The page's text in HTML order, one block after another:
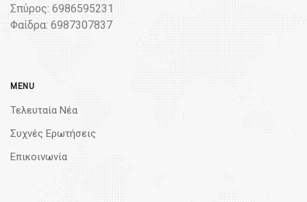
Σπύρος: 6986595231
Φαίδρα: 6987307837
MENU
Τελευταία Νέα
Συχνές Ερωτήσεις
Επικοινωνία